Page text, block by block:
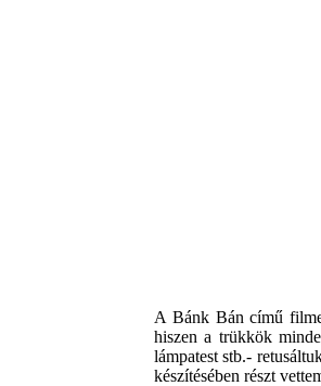
A Bánk Bán című
hiszen a trükkök
lámpatest stb.-
készítésében részt